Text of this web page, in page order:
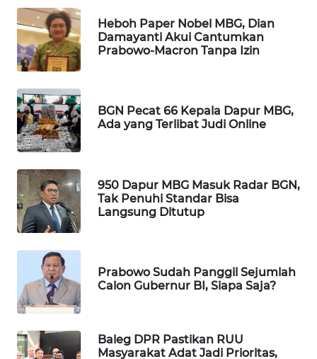
Heboh Paper Nobel MBG, Dian
Damayanti Akui Cantumkan
Prabowo-Macron Tanpa Izin
BGN Pecat 66 Kepala Dapur MBG,
Ada yang Terlibat Judi Online
950 Dapur MBG Masuk Radar BGN,
Tak Penuhi Standar Bisa
Langsung Ditutup
Prabowo Sudah Panggil Sejumlah
Calon Gubernur BI, Siapa Saja?
Baleg DPR Pastikan RUU
Masyarakat Adat Jadi Prioritas,
WAHANANEWS
NET
WAHANA
SPORT
WAHANA
UMKM
SELEB
WAHANA
PERSONA
WAHANA
OTOMOTIF
HEALTH